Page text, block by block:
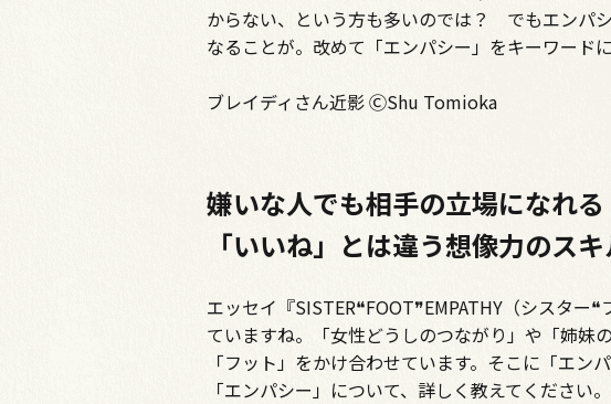
からない、という方も多いのでは？ でもエンパ
なることが。改めて「エンパシー」をキーワード
ブレイディさん近影 ⒸShu Tomioka
嫌いな人でも相手の立場になれる
「いいね」とは違う想像力のス
―――エッセイ『SISTER❝FOOT❞EMPATHY（シスタ
ていますね。「女性どうしのつながり」や「姉妹
「フット」をかけ合わせています。そこに「エン
「エンパシー」について、詳しく教えてください。